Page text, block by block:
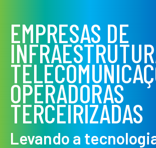
EMPRESAS DE
OPERADORAS
TERCEIRIZADAS
Levando a